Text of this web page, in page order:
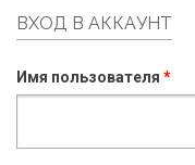
ВХОД В АККАУНТ
Имя пользователя *